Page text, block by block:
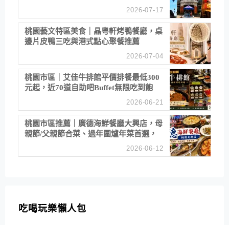
2026-07-17
桃園藝文特區美食｜晶粵軒烤鴨餐廳，桌
邊片皮鴨三吃與港式點心聚餐推薦
2026-07-04
桃園市區｜艾佳牛排館平價排餐最低300
元起，近70道自助吧Buffet無限吃到飽
2026-06-21
桃園市區推薦｜廣德海鮮餐廳大興店，母
親節/父親節合菜、過年圍爐年菜首選，
2026-06-12
吃喝玩樂懶人包